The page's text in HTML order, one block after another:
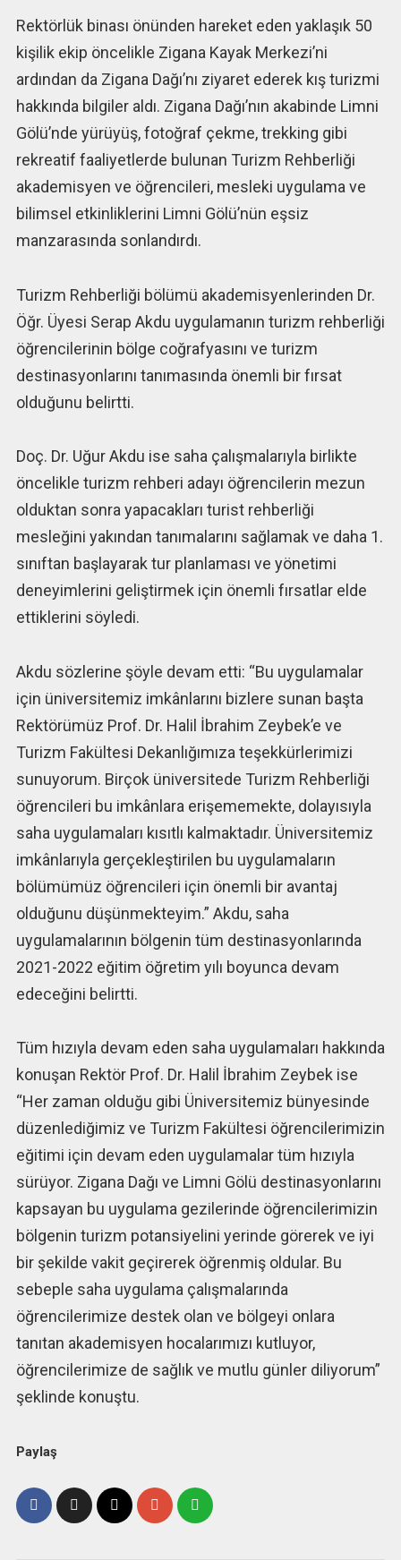
Rektörlük binası önünden hareket eden yaklaşık 50
kişilik ekip öncelikle Zigana Kayak Merkezi’ni
ardından da Zigana Dağı’nı ziyaret ederek kış turizmi
hakkında bilgiler aldı. Zigana Dağı’nın akabinde Limni
Gölü’nde yürüyüş, fotoğraf çekme, trekking gibi
rekreatif faaliyetlerde bulunan Turizm Rehberliği
akademisyen ve öğrencileri, mesleki uygulama ve
bilimsel etkinliklerini Limni Gölü’nün eşsiz
manzarasında sonlandırdı.
Turizm Rehberliği bölümü akademisyenlerinden Dr.
Öğr. Üyesi Serap Akdu uygulamanın turizm rehberliği
öğrencilerinin bölge coğrafyasını ve turizm
destinasyonlarını tanımasında önemli bir fırsat
olduğunu belirtti.
Doç. Dr. Uğur Akdu ise saha çalışmalarıyla birlikte
öncelikle turizm rehberi adayı öğrencilerin mezun
olduktan sonra yapacakları turist rehberliği
mesleğini yakından tanımalarını sağlamak ve daha 1.
sınıftan başlayarak tur planlaması ve yönetimi
deneyimlerini geliştirmek için önemli fırsatlar elde
ettiklerini söyledi.
Akdu sözlerine şöyle devam etti: “Bu uygulamalar
için üniversitemiz imkânlarını bizlere sunan başta
Rektörümüz Prof. Dr. Halil İbrahim Zeybek’e ve
Turizm Fakültesi Dekanlığımıza teşekkürlerimizi
sunuyorum. Birçok üniversitede Turizm Rehberliği
öğrencileri bu imkânlara erişememekte, dolayısıyla
saha uygulamaları kısıtlı kalmaktadır. Üniversitemiz
imkânlarıyla gerçekleştirilen bu uygulamaların
bölümümüz öğrencileri için önemli bir avantaj
olduğunu düşünmekteyim.” Akdu, saha
uygulamalarının bölgenin tüm destinasyonlarında
2021-2022 eğitim öğretim yılı boyunca devam
edeceğini belirtti.
Tüm hızıyla devam eden saha uygulamaları hakkında
konuşan Rektör Prof. Dr. Halil İbrahim Zeybek ise
“Her zaman olduğu gibi Üniversitemiz bünyesinde
düzenlediğimiz ve Turizm Fakültesi öğrencilerimizin
eğitimi için devam eden uygulamalar tüm hızıyla
sürüyor. Zigana Dağı ve Limni Gölü destinasyonlarını
kapsayan bu uygulama gezilerinde öğrencilerimizin
bölgenin turizm potansiyelini yerinde görerek ve iyi
bir şekilde vakit geçirerek öğrenmiş oldular. Bu
sebeple saha uygulama çalışmalarında
öğrencilerimize destek olan ve bölgeyi onlara
tanıtan akademisyen hocalarımızı kutluyor,
öğrencilerimize de sağlık ve mutlu günler diliyorum”
şeklinde konuştu.
Paylaş